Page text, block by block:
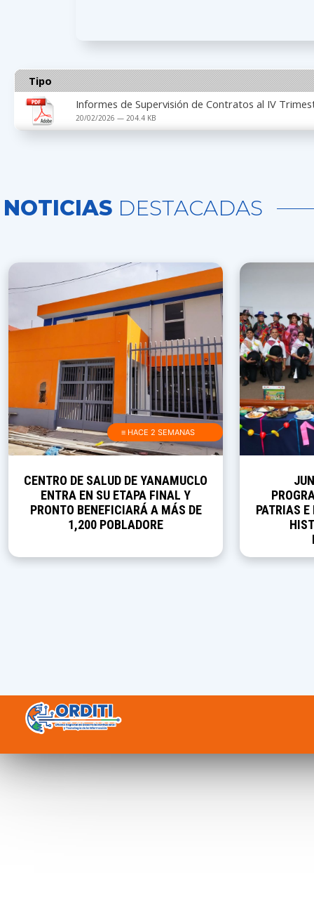
Tipo
Informes de Supervisión de Contratos al IV
20/02/2026 — 204.4 KB
NOTICIAS DESTACADAS
≡ HACE 2 SEMANAS
CENTRO DE SALUD DE YANAMUCLO
ENTRA EN SU ETAPA FINAL Y
PRONTO BENEFICIARÁ A MÁS DE
1,200 POBLADORE
PATRIAS